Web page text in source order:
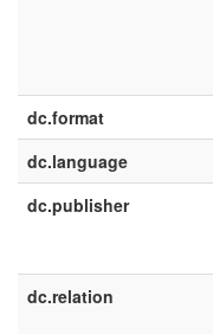
dc.format
dc.language
dc.publisher
dc.relation